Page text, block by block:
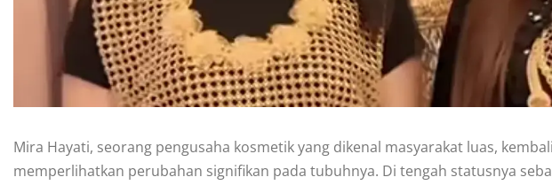
Mira Hayati, seorang pengusaha kosmetik yang dikenal masyarakat luas,
memperlihatkan perubahan signifikan pada tubuhnya. Di tengah statusnya